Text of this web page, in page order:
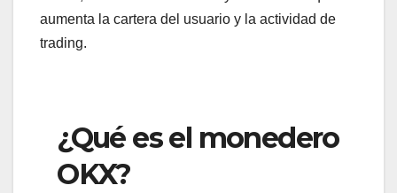
aumenta la cartera del usuario y la actividad de
trading.
¿Qué es el monedero
OKX?